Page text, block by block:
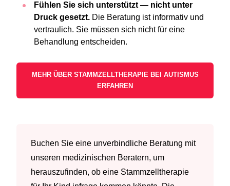
Fühlen Sie sich unterstützt — nicht unter
Druck gesetzt. Die Beratung ist informativ und
vertraulich. Sie müssen sich nicht für eine
Behandlung entscheiden.
MEHR ÜBER STAMMZELLTHERAPIE BEI AUTISMUS
ERFAHREN
Buchen Sie eine unverbindliche Beratung mit
unseren medizinischen Beratern, um
herauszufinden, ob eine Stammzelltherapie